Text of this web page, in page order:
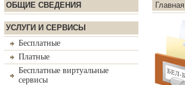
ОБЩИЕ СВЕДЕНИЯ
УСЛУГИ И СЕРВИСЫ
Бесплатные
Платные
Бесплатные виртуальные
сервисы
Главная